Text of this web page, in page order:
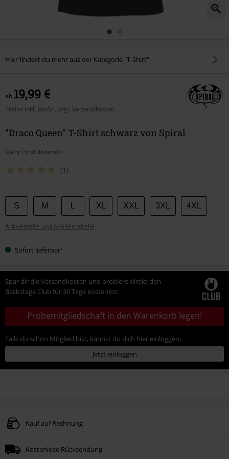
Hier findest du mehr aus der Kategorie "T-Shirt"
ab 19,99 €
Preise inkl. MwSt., zzgl. Versandkosten
"Draco Queen" T-Shirt schwarz von Spiral
Mehr Produktdetails
(1)
Wähle
deine
Größe
S M XL XXL 3XL 4XL
Artikelmaße und Größentabelle
Sofort lieferbar!
Spar dir die Versandkosten und probiere direkt den
Backstage Club für 30 Tage kostenlos:
Probemitgliedschaft in den Warenkorb legen!
Falls du schon Mitglied bist, kannst du dich hier einloggen:
Jetzt einloggen
Kauf auf Rechnung
Kostenlose Rücksendung